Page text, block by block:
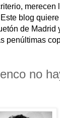
merecen
blog
de Madrid
penúltimas
no